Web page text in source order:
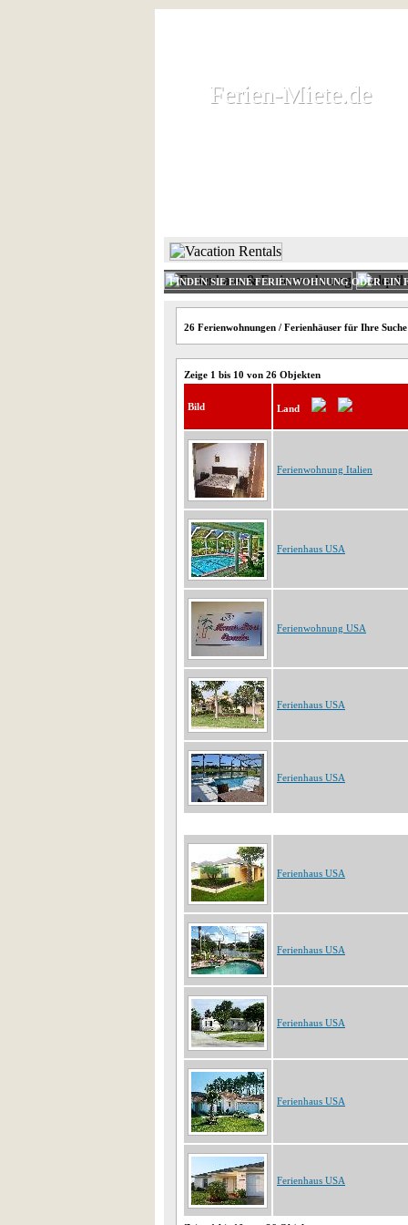
Ferien-Miete.de
Ferien-Miete.de
FINDEN SIE EINE FERIENWOHNUNG ODER EIN
26 Ferienwohnungen / Ferienhäuser für Ihre
Zeige 1 bis 10 von 26 Objekten
Bild Land
Ferienwohnung Italien
Ferienhaus USA
Ferienwohnung USA
Ferienhaus USA
Ferienhaus USA
Ferienhaus USA
Ferienhaus USA
Ferienhaus USA
Ferienhaus USA
Ferienhaus USA